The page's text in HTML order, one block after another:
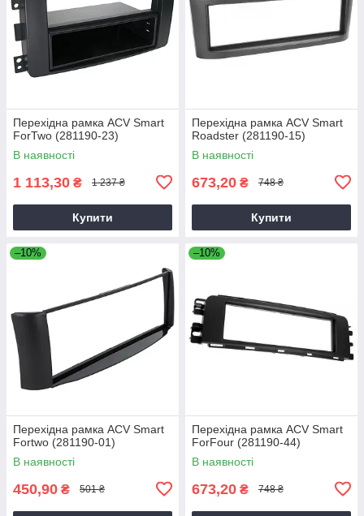
Перехідна рамка ACV Smart
ForTwo (281190-23)
В наявності
1 113,30 ₴ 1 237 ₴
Купити
Перехідна рамка ACV Smart
Roadster (281190-15)
В наявності
673,20 ₴ 748 ₴
Купити
–10%
Перехідна рамка ACV Smart
Fortwo (281190-01)
В наявності
450,90 ₴ 501 ₴
–10%
Перехідна рамка ACV Smart
ForFour (281190-44)
В наявності
673,20 ₴ 748 ₴